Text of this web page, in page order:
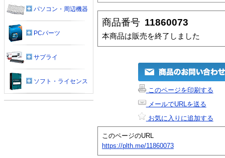
商品番号 11860073
本商品は販売を終了しました
このページを印刷する
メールでURLを送る
お気に入りに追加する
このページのURL
https://plth.me/11860073
パソコン・周辺機器
PCパーツ
サプライ
ソフト・ライセンス